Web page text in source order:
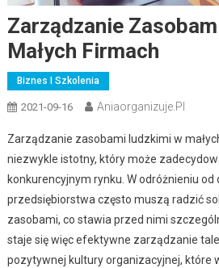
Zarządzanie
Małych Firmach
Biznes I Szkolenia
2021-09-16 Aniaorganizuje.pl
Zarządzanie zasobami ludzkimi w
niezwykle istotny, który może
konkurencyjnym rynku. W odróżnieniu od
przedsiębiorstwa często muszą radzić
zasobami, co stawia przed nimi
staje się więc efektywne zarządzanie
pozytywnej kultury organizacyjnej, które